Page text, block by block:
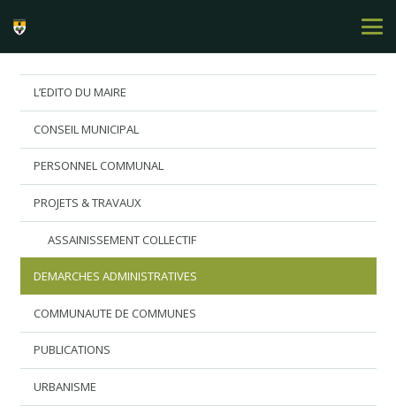
L’EDITO DU MAIRE
CONSEIL MUNICIPAL
PERSONNEL COMMUNAL
PROJETS & TRAVAUX
ASSAINISSEMENT COLLECTIF
DEMARCHES ADMINISTRATIVES
COMMUNAUTE DE COMMUNES
PUBLICATIONS
URBANISME